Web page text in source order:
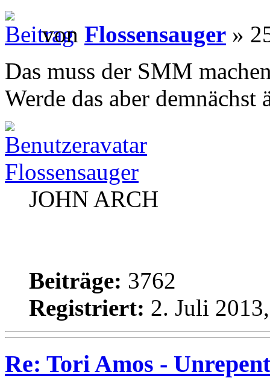
von Flossensauger »
Das muss der SMM
Werde das aber demnächst
Flossensauger
JOHN ARCH
Beiträge: 3762
Registriert: 2. Juli
Re: Tori Amos -